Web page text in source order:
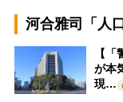
河合雅司「人
【
が本
現…